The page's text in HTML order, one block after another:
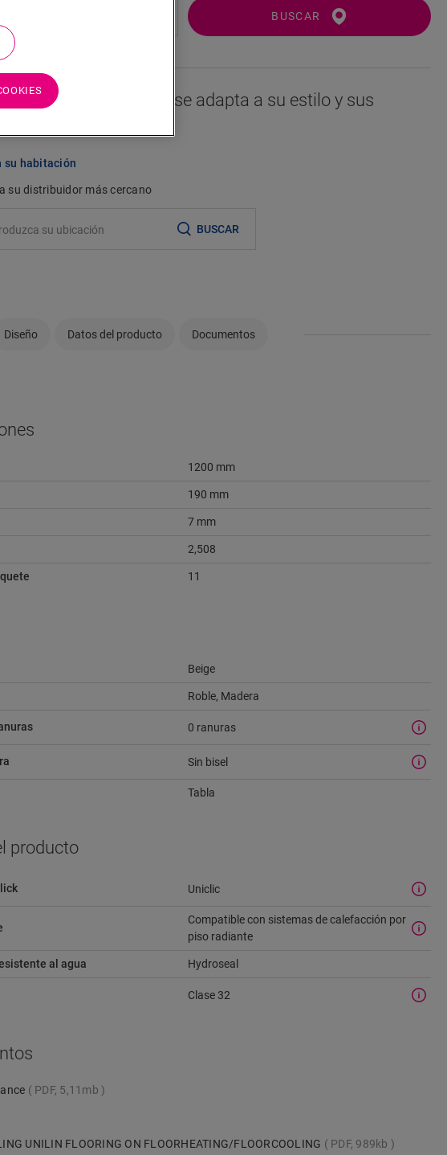
BUSCAR
seguro de si este piso se adapta a su estilo y sus
su habitación
su distribuidor más cercano
BUSCAR
Diseño Datos del producto Documentos
1200 mm
190 mm
7 mm
2,508
11
Beige
Roble, Madera
0 ranuras
Sin bisel
Tabla
producto
Uniclic
Compatible con sistemas de calefacción por
piso radiante
al agua Hydroseal
Clase 32
PDF, 5,11mb
UNILIN FLOORING ON FLOORHEATING/FLOORCOOLING PDF, 989kb